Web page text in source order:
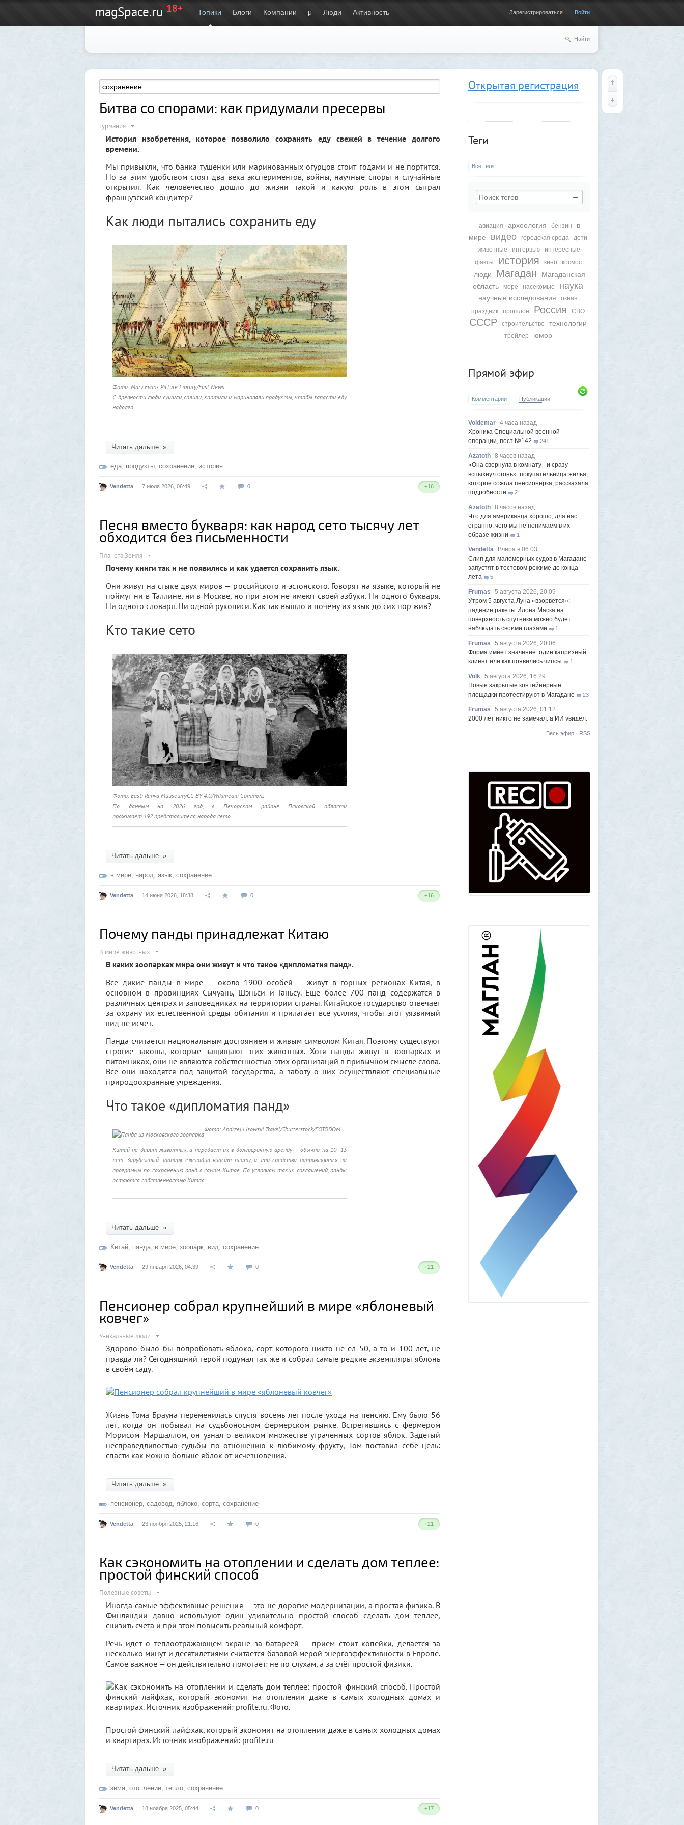
magSpace.ru 18+ Топики Блоги Компании μ Люди Активность Зарегистрироваться Войти
Найти
Открытая регистрация
Теги
Все теги
авиация археология бензин
в
мире
видео городская среда
дети
животные
интервью
интересные
факты
история кино космос
люди Магадан
Магаданская
область
море насекомые наука
научные исследования
океан
праздник
прошлое Россия СВО
СССР строительство технологии
трейлер юмор
Прямой эфир
Комментарии Публикации
Voldemar 4 часа назад
Хроника Специальной военной
операции, пост №142
241
Azatoth 8 часов назад
«Она свернула в комнату - и сразу
вспыхнул огонь»: покупательница жилья,
которое сожгла пенсионерка, рассказала
подробности
2
Azatoth 8 часов назад
Что для американца хорошо, для нас
странно: чего мы не понимаем в их
образе жизни
1
Vendetta
Вчера в 06:03
Слип для маломерных судов в Магадане
запустят в тестовом режиме до конца
лета
5
Frumas
5 августа 2026, 20:09
Утром 5 августа Луна «взорвется»:
падение ракеты Илона Маска на
поверхность спутника можно будет
наблюдать своими глазами
1
Frumas
5 августа 2026, 20:06
Форма имеет значение: один капризный
клиент или как появились чипсы
1
Volk 5 августа 2026, 16:29
Новые закрытые контейнерные
площадки протестируют в Магадане
23
Frumas
5 августа 2026, 01:12
2000 лет никто не замечал, а ИИ увидел:
восстановить то, что считалось
Китайских роботов-гуманоидов запретят
4 августа 2026, 20:06
Артемий о текущем моменте
5
4 августа 2026, 18:49
Южнокорейская ведущая ведя прямую
трансляцию торгов потеряла все
Frumas 3 августа 2026, 21:32
Почему укусы насекомых зудят и
Voldemar 3 августа 2026, 20:17
Как гиганты с Фаэтона и пришельцы из
1GR 1 августа 2026, 18:36
Леопольд Ашенбреннер: Как 24-летний
щегол заработал $30 млрд на
инвестициях в AI (и потерял их вчера)
Frumas
1 августа 2026, 17:10
Вселенная, для человеческого разума -
непостижима
1 августа 2026, 16:50
"Становится всё яснее"
amg610 1 августа 2026, 16:39
Работавшие ранее в РФ мессенджеры
BIP и KakaoTalk перестали работать
1 августа 2026, 14:51
Исторический дом в центре Магадана
выставили на торги за 100 тысяч рублей
1 августа 2026, 13:50
В Подмосковье мужчина устроил концерт
для соседей в честь своего дня рождения
1 августа 2026, 12:58
Установку пиратской Windows
собираются сделать невозможной
1 августа 2026, 12:56
«Одиссея» сдохла: вышел первый
трейлер индийского фильма «Рамаяна»
1 августа 2026, 00:16
Почему иностранцы охотятся за
советским радиоприёмником
«Океан-214»
Allarm
31 июля 2026, 13:09
127 минут в аду: что успела снять
«Венера-13» до того, как её убила жара
muskul 31 июля 2026, 08:53
Весь эфир · RSS
Битва со спорами: как придумали пресервы
Гурмания
История изобретения, которое позволило сохранять еду свежей в течение долгого
времени.
Мы привыкли, что банка тушенки или маринованных огурцов стоит годами и не портится.
Но за этим удобством стоят два века экспериментов, войны, научные споры и случайные
открытия. Как человечество дошло до жизни такой и какую роль в этом сыграл
французский кондитер?
Как люди пытались сохранить еду
Фото: Mary Evans Picture Library/East News
С древности люди сушили, солили, коптили и мариновали продукты, чтобы запасти еду
надолго.
Читать дальше »
еда продукты сохранение история
Vendetta 7 июля 2026, 06:49 0 +16
Песня вместо букваря: как народ сето тысячу лет
обходится без письменности
Планета Земля
Почему книги так и не появились и как удается сохранить язык.
Они живут на стыке двух миров — российского и эстонского. Говорят на языке, который не
поймут ни в Таллине, ни в Москве, но при этом не имеют своей азбуки. Ни одного букваря.
Ни одного словаря. Ни одной рукописи. Как так вышло и почему их язык до сих пор жив?
Кто такие сето
Фото: Eesti Rahva Muuseum/CC BY 4.0/Wikimedia Commons
По данным на 2026 год, в Печорском районе Псковской области
проживает 192 представителя народа сето
Читать дальше »
в мире, народ, язык, сохранение
Vendetta 14 июня 2026, 18:38 0 +16
Почему панды принадлежат Китаю
В мире животных
В каких зоопарках мира они живут и что такое «дипломатия панд».
Все дикие панды в мире — около 1900 особей — живут в горных регионах Китая, в
основном в провинциях Сычуань, Шэньси и Ганьсу. Еще более 700 панд содержатся в
различных центрах и заповедниках на территории страны. Китайское государство отвечает
за охрану их естественной среды обитания и прилагает все усилия, чтобы этот уязвимый
вид не исчез.
Панда считается национальным достоянием и живым символом Китая. Поэтому существуют
строгие законы, которые защищают этих животных. Хотя панды живут в зоопарках и
питомниках, они не являются собственностью этих организаций в привычном смысле слова.
Все они находятся под защитой государства, а заботу о них осуществляют специальные
природоохранные учреждения.
Что такое «дипломатия панд»
Фото: Andrzej Lisowski Travel/Shutterstock/FOTODOM
Китай не дарит животных, а передает их в долгосрочную аренду — обычно на 10–15
лет. Зарубежный зоопарк ежегодно вносит плату, и эти средства направляются на
программы по сохранению панд в самом Китае. По условиям таких соглашений, панды
остаются собственностью Китая
Читать дальше »
Китай, панда, в мире, зоопарк, вид, сохранение
Vendetta 29 января 2026, 04:39 0 +21
Пенсионер собрал крупнейший в мире «яблоневый
ковчег»
Уникальные люди
Здорово было бы попробовать яблоко, сорт которого никто не ел 50, а то и 100 лет, не
правда ли? Сегодняшний герой подумал так же и собрал самые редкие экземпляры яблонь
в своём саду.
Жизнь Тома Брауна переменилась спустя восемь лет после ухода на пенсию. Ему было 56
лет, когда он побывал на судьбоносном фермерском рынке. Встретившись с фермером
Морисом Маршаллом, он узнал о великом множестве утраченных сортов яблок. Задетый
несправедливостью судьбы по отношению к любимому фрукту, Том поставил себе цель:
спасти как можно больше яблок от исчезновения.
Читать дальше »
пенсионер, садовод, яблоко, сорта, сохранение
Vendetta 23 ноября 2025, 21:16 0 +21
Как сэкономить на отоплении и сделать дом теплее:
простой финский способ
Полезные советы
Иногда самые эффективные решения — это не дорогие модернизации, а простая физика. В
Финляндии давно используют один удивительно простой способ сделать дом теплее,
снизить счета и при этом повысить реальный комфорт.
Речь идёт о теплоотражающем экране за батареей — приём стоит копейки, делается за
несколько минут и десятилетиями считается базовой мерой энергоэффективности в Европе.
Самое важное — он действительно помогает: не по слухам, а за счёт простой физики.
Простой финский лайфхак, который экономит на отоплении даже в самых холодных домах
и квартирах. Источник изображений: profile.ru
Читать дальше »
зима, отопление, тепло, сохранение
Vendetta 18 ноября 2025, 05:44 0 +17